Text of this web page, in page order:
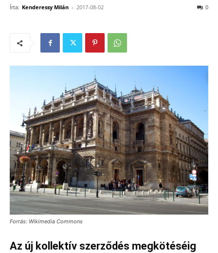
Írta: Kenderessy Milán - 2017-08-02 0
Forrás: Wikimedia Commons
Az új kollektív szerződés megkötéséig